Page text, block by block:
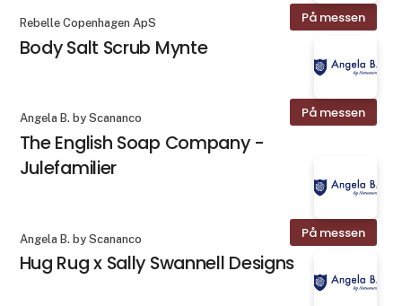
På messen
Rebelle Copenhagen ApS
Body Salt Scrub Mynte
På messen
Angela B. by Scananco
The English Soap Company -
Julefamilier
På messen
Angela B. by Scananco
Hug Rug x Sally Swannell Designs